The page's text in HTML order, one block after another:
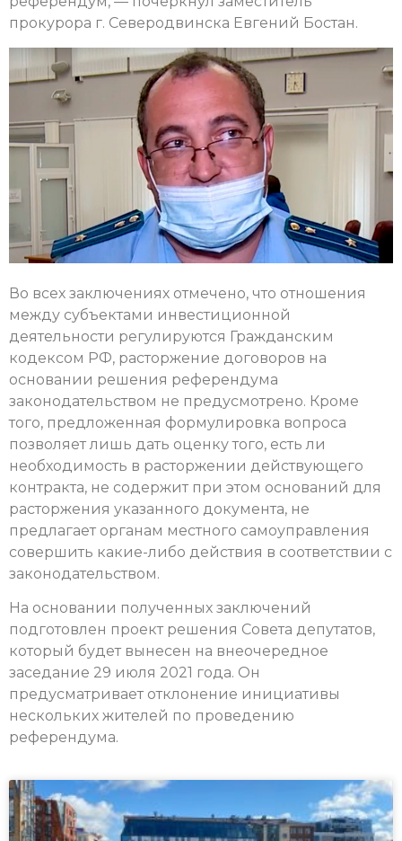
прокурора г. Северодвинска Евгений Бостан.
Во всех заключениях отмечено, что отношения
между субъектами инвестиционной
деятельности регулируются Гражданским
кодексом РФ, расторжение договоров на
основании решения референдума
законодательством не предусмотрено. Кроме
того, предложенная формулировка вопроса
позволяет лишь дать оценку того, есть ли
необходимость в расторжении действующего
контракта, не содержит при этом оснований для
расторжения указанного документа, не
предлагает органам местного самоуправления
совершить какие-либо действия в соответствии с
законодательством.
На основании полученных заключений
подготовлен проект решения Совета депутатов,
который будет вынесен на внеочередное
заседание 29 июля 2021 года. Он
предусматривает отклонение инициативы
нескольких жителей по проведению
референдума.